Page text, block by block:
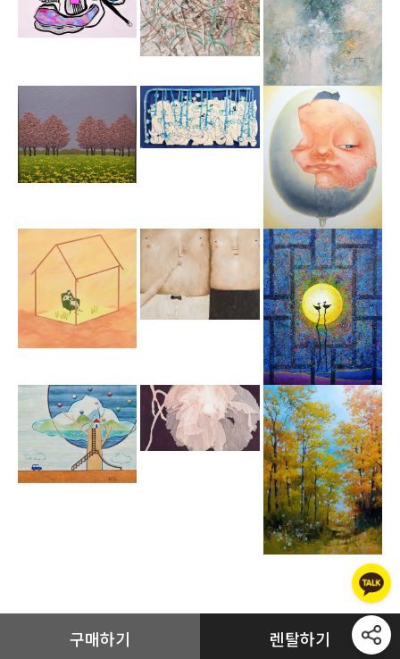
구매하기 렌탈하기